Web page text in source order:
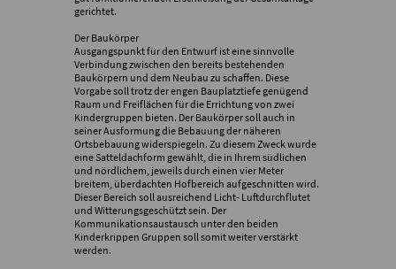
gerichtet.
Der Baukörper
Ausgangspunkt für den Entwurf ist eine sinnvolle
Verbindung zwischen den bereits bestehenden
Baukörpern und dem Neubau zu schaffen. Diese
Vorgabe soll trotz der engen Bauplatztiefe genügend
Raum und Freiflächen für die Errichtung von zwei
Kindergruppen bieten. Der Baukörper soll auch in
seiner Ausformung die Bebauung der näheren
Ortsbebauung widerspiegeln. Zu diesem Zweck wurde
eine Satteldachform gewählt, die in Ihrem südlichen
und nördlichem, jeweils durch einen vier Meter
breitem, überdachten Hofbereich aufgeschnitten wird.
Dieser Bereich soll ausreichend Licht- Luftdurchflutet
und Witterungsgeschützt sein. Der
Kommunikationsaustausch unter den beiden
Kinderkrippen Gruppen soll somit weiter verstärkt
werden.